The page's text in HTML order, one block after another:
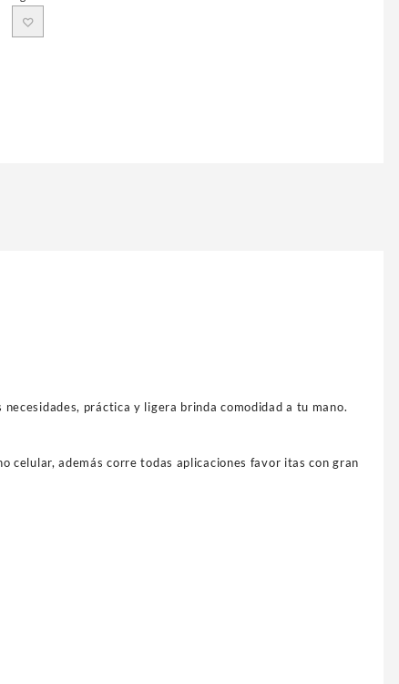
práctica y ligera brinda comodidad a tu mano.
celular, además corre todas aplicaciones favor itas con gran